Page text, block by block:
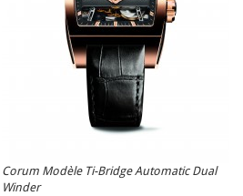
Corum Modèle Ti-Bridge Automatic Dual
Winder